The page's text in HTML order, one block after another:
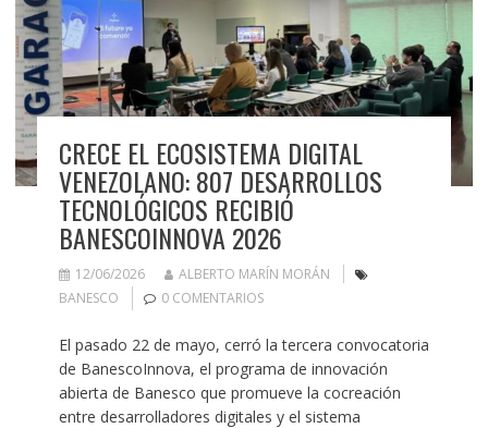
CRECE EL ECOSISTEMA DIGITAL
VENEZOLANO: 807 DESARROLLOS
TECNOLÓGICOS RECIBIÓ
BANESCOINNOVA 2026
12/06/2026
ALBERTO MARÍN MORÁN
BANESCO
0 COMENTARIOS
El pasado 22 de mayo, cerró la tercera convocatoria
de BanescoInnova, el programa de innovación
abierta de Banesco que promueve la cocreación
entre desarrolladores digitales y el sistema